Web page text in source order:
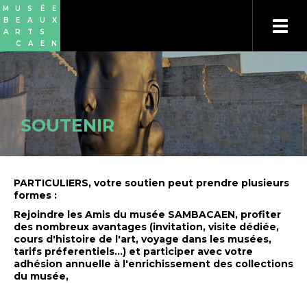
Aller
au
contenu
principal
M U S É
E
B
E A U
X
A
R T
S
C
A E N
SOUTENIR
PARTICULIERS, votre soutien peut prendre plusieurs
formes :
Rejoindre les Amis du musée SAMBACAEN, profiter
des nombreux avantages (invitation, visite dédiée,
cours d'histoire de l'art, voyage dans les musées,
tarifs préferentiels...) et participer avec votre
adhésion annuelle à l'enrichissement des collections
du musée,
Panneau de gestion des cookies